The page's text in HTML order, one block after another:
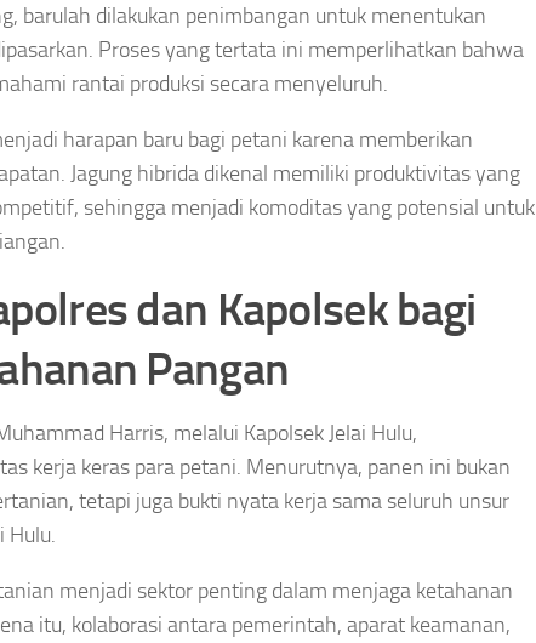
barulah dilakukan penimbangan untuk menentukan
Proses yang tertata ini memperlihatkan bahwa
rantai produksi secara menyeluruh.
harapan baru bagi petani karena memberikan
Jagung hibrida dikenal memiliki produktivitas yang
sehingga menjadi komoditas yang potensial untuk
dan Kapolsek bagi
Pangan
Harris, melalui Kapolsek Jelai Hulu,
kerja keras para petani. Menurutnya, panen ini bukan
tetapi juga bukti nyata kerja sama seluruh unsur
Hulu.
menjadi sektor penting dalam menjaga ketahanan
itu, kolaborasi antara pemerintah, aparat keamanan,